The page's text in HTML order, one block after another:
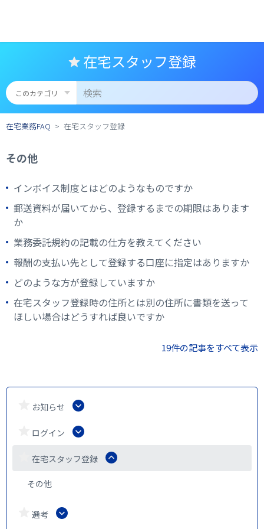
在宅スタッフ登録
在宅業務FAQ 在宅スタッフ登録
お知らせ
ログイン
在宅スタッフ登録
その他
選考
その他
インボイス制度とはどのようなものですか
郵送資料が届いてから、登録するまでの期限はあります
か
業務委託規約の記載の仕方を教えてください
報酬の支払い先として登録する口座に指定はありますか
どのような方が登録していますか
在宅スタッフ登録時の住所とは別の住所に書類を送って
ほしい場合はどうすれば良いですか
19件の記事をすべて表示